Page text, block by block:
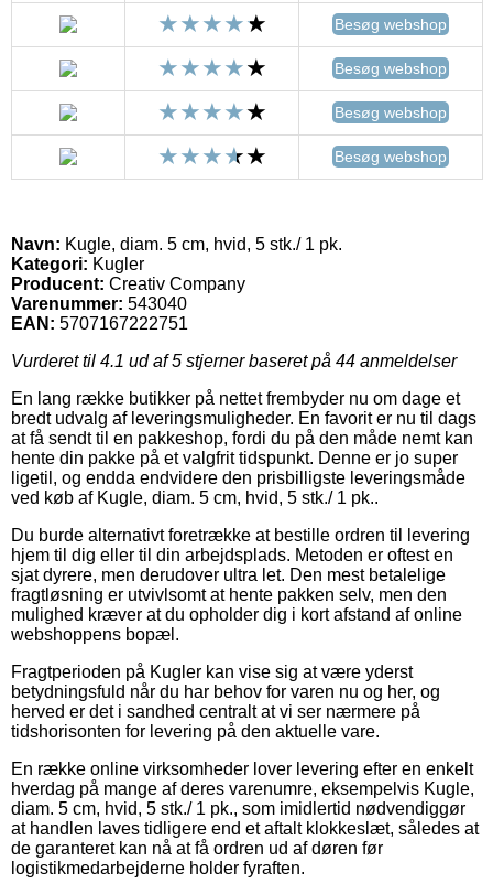
Besøg webshop
Besøg webshop
Besøg webshop
Besøg webshop
Navn: Kugle, diam. 5 cm, hvid, 5 stk./ 1 pk.
Kategori: Kugler
Producent: Creativ Company
Varenummer: 543040
EAN: 5707167222751
Vurderet til 4.1 ud af 5 stjerner baseret på 44 anmeldelser
En lang række butikker på nettet frembyder nu om dage et
bredt udvalg af leveringsmuligheder. En favorit er nu til dags
at få sendt til en pakkeshop, fordi du på den måde nemt kan
hente din pakke på et valgfrit tidspunkt. Denne er jo super
ligetil, og endda endvidere den prisbilligste leveringsmåde
ved køb af Kugle, diam. 5 cm, hvid, 5 stk./ 1 pk..
Du burde alternativt foretrække at bestille ordren til levering
hjem til dig eller til din arbejdsplads. Metoden er oftest en
sjat dyrere, men derudover ultra let. Den mest betalelige
fragtløsning er utvivlsomt at hente pakken selv, men den
mulighed kræver at du opholder dig i kort afstand af online
webshoppens bopæl.
Fragtperioden på Kugler kan vise sig at være yderst
betydningsfuld når du har behov for varen nu og her, og
herved er det i sandhed centralt at vi ser nærmere på
tidshorisonten for levering på den aktuelle vare.
En række online virksomheder lover levering efter en enkelt
hverdag på mange af deres varenumre, eksempelvis Kugle,
diam. 5 cm, hvid, 5 stk./ 1 pk., som imidlertid nødvendiggør
at handlen laves tidligere end et aftalt klokkeslæt, således at
de garanteret kan nå at få ordren ud af døren før
logistikmedarbejderne holder fyraften.